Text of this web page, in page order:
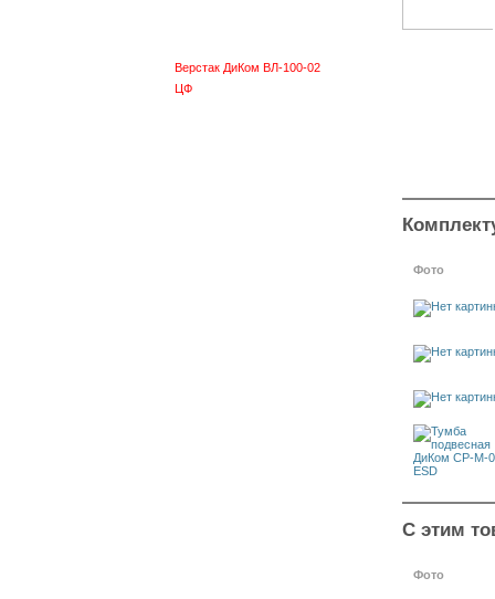
Верстак ДиКом ВЛ-100-02
ЦФ
Фото
С этим
Фото